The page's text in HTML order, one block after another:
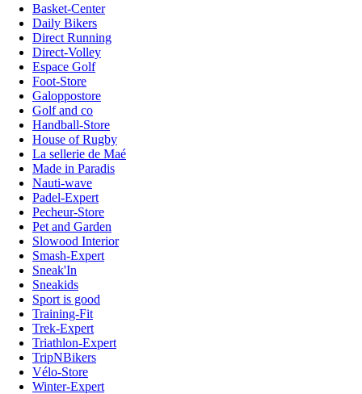
Basket-Center
Daily Bikers
Direct Running
Direct-Volley
Espace Golf
Foot-Store
Galoppostore
Golf and co
Handball-Store
House of Rugby
La sellerie de Maé
Made in Paradis
Nauti-wave
Padel-Expert
Pecheur-Store
Pet and Garden
Slowood Interior
Smash-Expert
Sneak'In
Sneakids
Sport is good
Training-Fit
Trek-Expert
Triathlon-Expert
TripNBikers
Vélo-Store
Winter-Expert